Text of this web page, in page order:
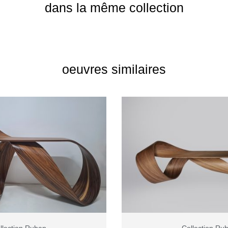
dans la même collection
oeuvres similaires